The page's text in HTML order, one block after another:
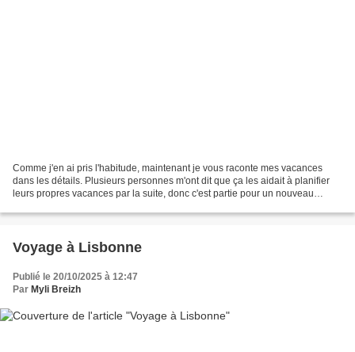
Comme j'en ai pris l'habitude, maintenant je vous raconte mes vacances
dans les détails. Plusieurs personnes m'ont dit que ça les aidait à planifier
leurs propres vacances par la suite, donc c'est partie pour un nouveau
Voyage à Lisbonne
Publié le 20/10/2025 à 12:47
Par Myli Breizh